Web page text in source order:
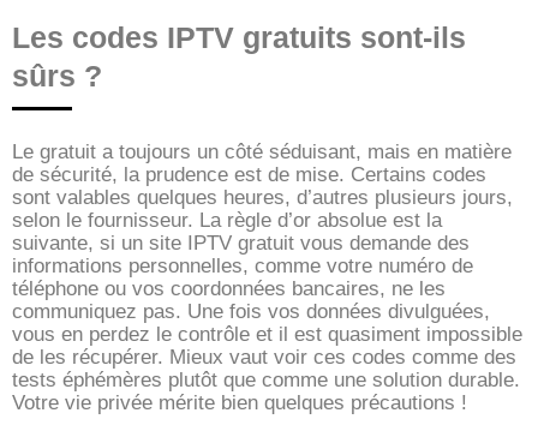
Les codes IPTV gratuits sont-ils
sûrs ?
Le gratuit a toujours un côté séduisant, mais en matière
de sécurité, la prudence est de mise. Certains codes
sont valables quelques heures, d’autres plusieurs jours,
selon le fournisseur. La règle d’or absolue est la
suivante, si un site IPTV gratuit vous demande des
informations personnelles, comme votre numéro de
téléphone ou vos coordonnées bancaires, ne les
communiquez pas. Une fois vos données divulguées,
vous en perdez le contrôle et il est quasiment impossible
de les récupérer. Mieux vaut voir ces codes comme des
tests éphémères plutôt que comme une solution durable.
Votre vie privée mérite bien quelques précautions !